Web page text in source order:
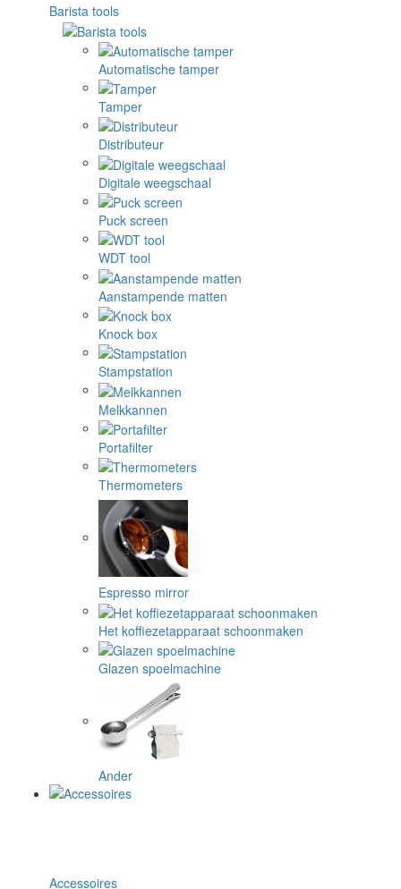
Barista tools
Automatische tamper
Tamper
Distributeur
Digitale weegschaal
Puck screen
WDT tool
Aanstampende matten
Knock box
Stampstation
Melkkannen
Portafilter
Thermometers
Espresso mirror
Het koffiezetapparaat schoonmaken
Glazen spoelmachine
Ander
Accessoires